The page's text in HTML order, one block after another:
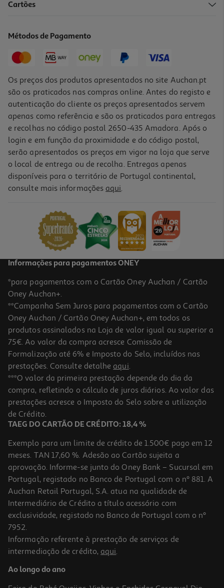
Forma Quadrada Actuel Aço Revestido 24x24
Frasco Para Doces Actuel Em Vidro Com Tampa Em Inox 1.5l
3.49 €/un
3,49 €
Prato Raso Porcelana Actuel Modern 25.5cm
4.99 €/un
Cartões
Métodos de Pagamento
Os preços dos produtos apresentados no site Auchan.pt
são os praticados nas compras online. Antes do registo e
autenticação do cliente os preços apresentados servem
apenas como referência e são os praticados para entregas
e recolhas no código postal 2650-435 Amadora. Após o
login e em função da proximidade e do código postal,
serão apresentados os preços em vigor na loja que serve
o local de entrega ou de recolha. Entregas apenas
disponíveis para o território de Portugal continental,
consulte mais informações aqui.
Informações para pagamentos ONEY
*para pagamentos com o Cartão Oney Auchan / Cartão
Oney Auchan+.
**Campanha Sem Juros para pagamentos com o Cartão
Oney Auchan / Cartão Oney Auchan+, em todos os
produtos assinalados na Loja de valor igual ou superior a
75€. Ao valor da compra acresce Comissão de
Formalização até 6% e Imposto do Selo, incluídos nas
prestações. Consulte detalhe aqui.
***O valor da primeira prestação depende do dia da
compra, refletindo o cálculo de juros diários. Ao valor das
prestações acresce o Imposto do Selo sobre a utilização
de Crédito.
TAEG DO CARTÃO DE CRÉDITO: 18,4 %
Exemplo para um limite de crédito de 1.500€ pago em 12
meses. TAN 17,60 %. Adesão ao Cartão sujeita a
aprovação. Informe-se junto do Oney Bank – Sucursal em
Portugal, registado no Banco de Portugal com o nº 881. A
Auchan Retail Portugal, S.A. atua na qualidade de
Intermediário de Crédito a título acessório com
exclusividade, registado no Banco de Portugal com o nº
7952.
Informação referente à prestação de serviços de
intermediação de crédito, aqui.
Ao longo do ano